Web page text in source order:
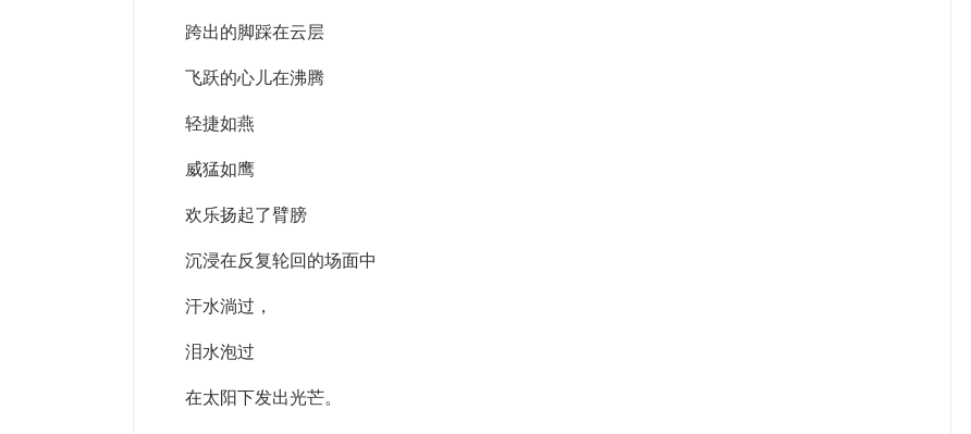
跨出的脚踩在云层
飞跃的心儿在沸腾
轻捷如燕
威猛如鹰
欢乐扬起了臂膀
沉浸在反复轮回的场面中
汗水淌过，
泪水泡过
在太阳下发出光芒。